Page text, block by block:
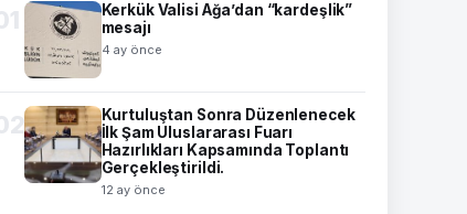
Kerkük Valisi Ağa’dan “kardeşlik”
mesajı
4 ay önce
Kurtuluştan Sonra Düzenlenecek
İlk Şam Uluslararası Fuarı
Hazırlıkları Kapsamında Toplantı
Gerçekleştirildi.
12 ay önce